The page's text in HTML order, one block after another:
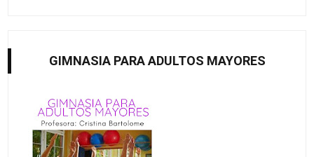
GIMNASIA PARA ADULTOS MAYORES